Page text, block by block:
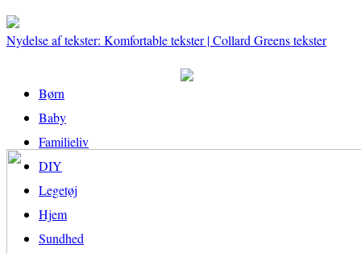
Nydelse af tekster: Komfortable tekster | Collard Greens tekster
Børn
Baby
Familieliv
DIY
Legetøj
Hjem
Sundhed